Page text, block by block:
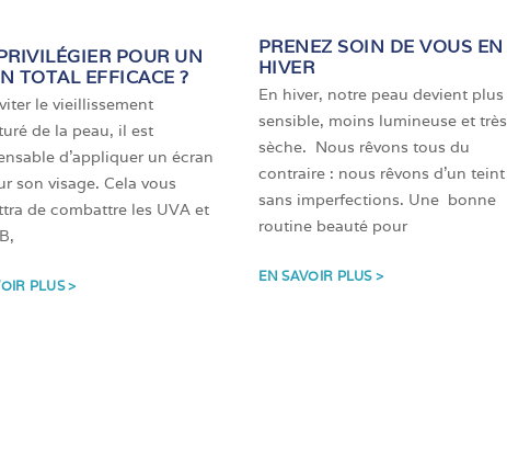
POUR UN
TOTAL EFFICACE ?
le vieillissement
de la peau, il est
d’appliquer un écran
son visage. Cela vous
de combattre les UVA et
PLUS >
PRENEZ SOIN DE VOUS EN
HIVER
En hiver, notre peau devient plus
sensible, moins lumineuse et très
sèche. Nous rêvons tous du
contraire : nous rêvons d’un teint
sans imperfections. Une bonne
routine beauté pour
EN SAVOIR PLUS >